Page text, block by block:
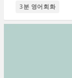
3분 영어회화